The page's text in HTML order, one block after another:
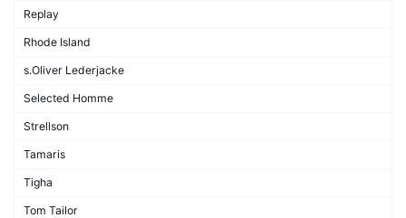
Replay
Rhode Island
s.Oliver Lederjacke
Selected Homme
Strellson
Tamaris
Tigha
Tom Tailor